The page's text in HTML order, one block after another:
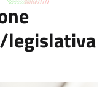
legislativa